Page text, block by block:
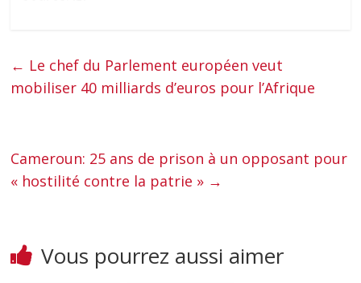
← Le chef du Parlement européen veut
mobiliser 40 milliards d’euros pour l’Afrique
Cameroun: 25 ans de prison à un opposant pour
« hostilité contre la patrie » →
Vous pourrez aussi aimer